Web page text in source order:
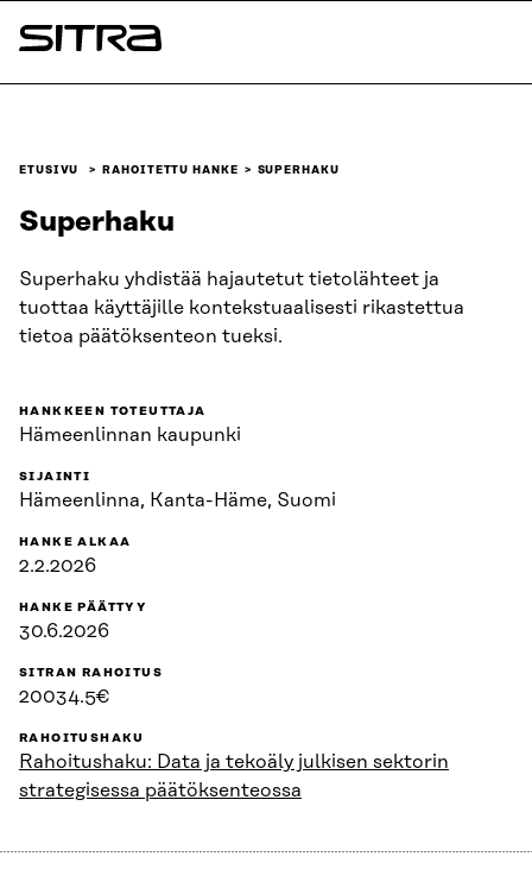
Siirry
suoraan
Sitra
ETUSIVU RAHOITETTU HANKE SUPERHAKU
Superhaku
Superhaku yhdistää hajautetut tietolähteet ja
tuottaa käyttäjille kontekstuaalisesti rikastettua
tietoa päätöksenteon tueksi.
HANKKEEN TOTEUTTAJA
Hämeenlinnan kaupunki
SIJAINTI
Hämeenlinna, Kanta-Häme, Suomi
HANKE ALKAA
2.2.2026
HANKE PÄÄTTYY
30.6.2026
SITRAN RAHOITUS
20034.5€
RAHOITUSHAKU
Rahoitushaku: Data ja tekoäly julkisen sektorin
strategisessa päätöksenteossa